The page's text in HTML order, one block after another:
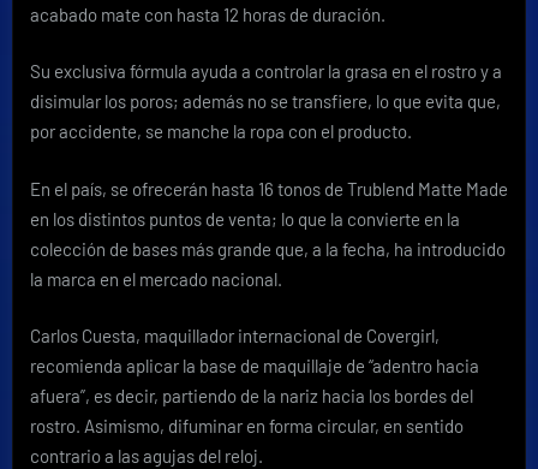
acabado mate con hasta 12 horas de duración.
Su exclusiva fórmula ayuda a controlar la grasa en el rostro y a
disimular los poros; además no se transfiere, lo que evita que,
por accidente, se manche la ropa con el producto.
En el país, se ofrecerán hasta 16 tonos de Trublend Matte Made
en los distintos puntos de venta; lo que la convierte en la
colección de bases más grande que, a la fecha, ha introducido
la marca en el mercado nacional.
Carlos Cuesta, maquillador internacional de Covergirl,
recomienda aplicar la base de maquillaje de “adentro hacia
afuera”, es decir, partiendo de la nariz hacia los bordes del
rostro. Asimismo, difuminar en forma circular, en sentido
contrario a las agujas del reloj.